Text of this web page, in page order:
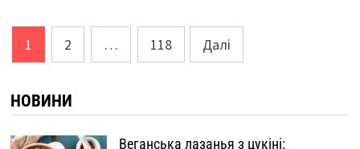
Пагінація
записів
1 2 … 118 Далі
НОВИНИ
Веганська лазанья з цукіні: